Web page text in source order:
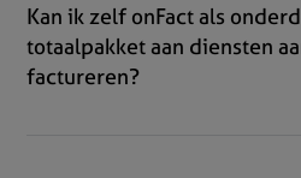
Kan ik zelf onFact als
totaalpakket aan diensten
factureren?